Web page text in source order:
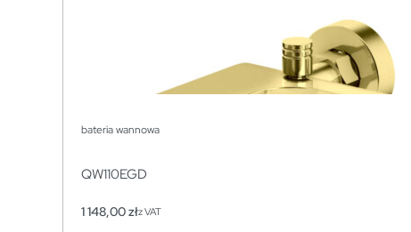
bateria wannowa
QW110EGD
1 148,00złz VAT